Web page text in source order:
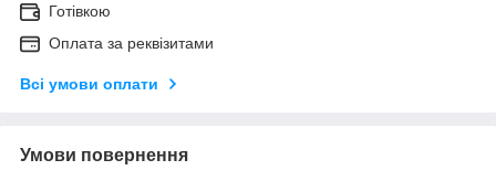
Готівкою
Оплата за реквізитами
Всі умови оплати
Умови повернення